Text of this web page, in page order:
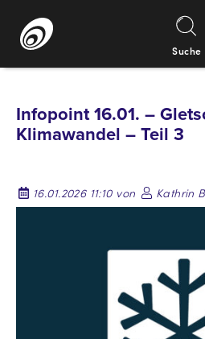
Inhalt
Suche
Infopoint 16.01. –
Klimawandel – Teil 3
16.01.2026 11:10 von Kathrin